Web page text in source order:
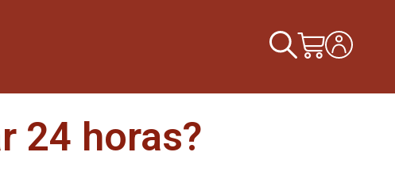
24 horas?